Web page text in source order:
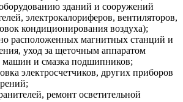
зданий и сооружений
электрокалориферов, вентиляторов,
кондиционирования воздуха);
расположенных магнитных станций и
уход за щеточным аппаратом
машин и смазка подшипников;
электросчетчиков, других приборов
ремонт осветительной